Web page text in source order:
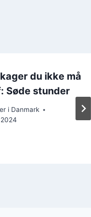
du ikke må
Søde stunder
i Danmark